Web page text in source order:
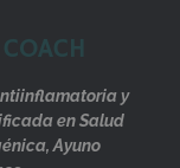
y
en Salud
Ayuno